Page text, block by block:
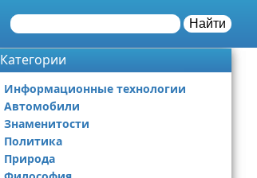
Найти
Категории
Информационные технологии
Автомобили
Знаменитости
Политика
Природа